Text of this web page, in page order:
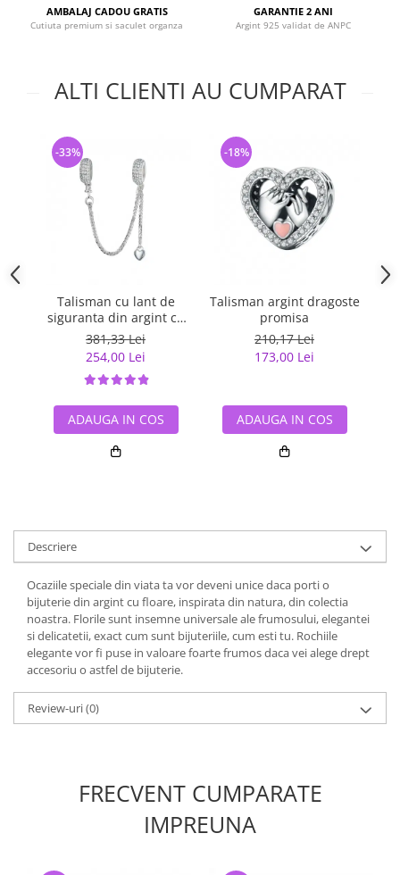
AMBALAJ CADOU GRATIS
Cutiuta premium si saculet organza
GARANTIE 2 ANI
Argint 925 validat de ANPC
ALTI CLIENTI AU CUMPARAT
Talisman cu lant de
siguranta din argint cu
inimioara placat cu rodiu
381,33 Lei
254,00 Lei
-33%
ADAUGA IN COS
Talisman argint dragoste
promisa
210,17 Lei
173,00 Lei
-18%
ADAUGA IN COS
Descriere
Ocaziile speciale din viata ta vor deveni unice daca porti o
bijuterie din argint cu floare, inspirata din natura, din colectia
noastra. Florile sunt insemne universale ale frumosului, elegantei
si delicatetii, exact cum sunt bijuteriile, cum esti tu. Rochiile
elegante vor fi puse in valoare foarte frumos daca vei alege drept
accesoriu o astfel de bijuterie.
Review-uri(0)
FRECVENT CUMPARATE
IMPREUNA